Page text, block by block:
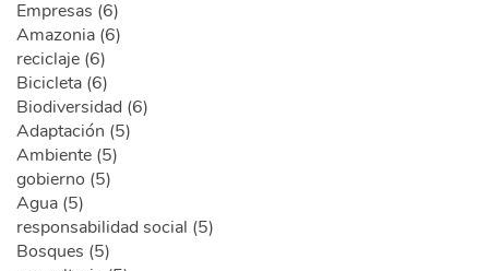
Empresas (6)
Amazonia (6)
reciclaje (6)
Bicicleta (6)
Biodiversidad (6)
Adaptación (5)
Ambiente (5)
gobierno (5)
Agua (5)
responsabilidad social (5)
Bosques (5)